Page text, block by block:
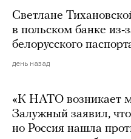
Светлане
в польском банке из-
белорусского
день назад
«К НАТО возникает
Залужный заявил,
но Россия нашла